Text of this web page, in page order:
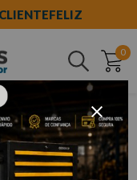
0
Buscar
alicates